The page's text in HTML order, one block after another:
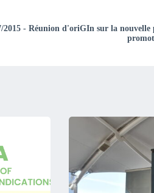
2015 - Réunion d'oriGIn sur la